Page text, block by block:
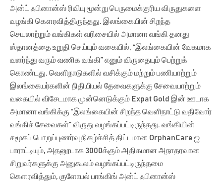
அன்ட் ஃபினான்ஸ் ரிவியு மூன்று பெருமைக்குரிய விருதுகளை
வழங்கி கௌரவித்திருந்தது. இலங்கையின் சிறந்த
செயலாற்றும் வங்கிகள் வரிசையில் அமானா வங்கி தனது
ஸ்தானத்தை உறுதி செய்யும் வகையில், “இலங்கையின் வேகமாக
வளர்ந்து வரும் வணிக வங்கி” எனும் விருதையும் பெற்றுக்
கொண்டது. வெளிநாடுகளில் வசிக்கும் மற்றும் பணியாற்றும்
இலங்கையர்களின் நிதியியல் தேவைகளுக்கு சேவையாற்றும்
வகையில் விசேடமாக முன்னெடுக்கும் Expat Gold இன் ஊடாக
அமானா வங்கிக்கு “இலங்கையின் சிறந்த வெளிநாட்டு வதிவோர்
வங்கிச் சேவைகள்” விருது வழங்கப்பட்டிருந்தது. வங்கியின்
சமூகப் பொறுப்புணர்வு நிகழ்ச்சித் திட்டமான OrphanCare ஐ
பாராட்டியும், அதனூடாக 3000க்கும் அதிகமான அநாதரவான
சிறுவர்களுக்கு அனுகூலம் வழங்கப்பட்டிருந்தமை
கௌரவித்தும், குளோபல் பாங்கிங் அன்ட் ஃபினான்ஸ்